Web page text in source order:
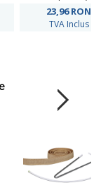
23,96RON
TVA Inclus